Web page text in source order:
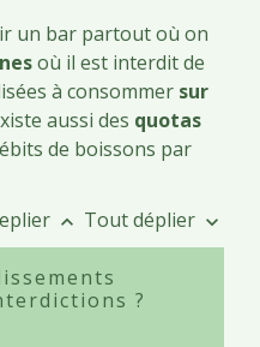
un bar partout où on
où il est interdit de
à consommer sur
aussi des quotas
de boissons par
keyboard_arrow_up Tout déplier keyboard_arrow_down
?